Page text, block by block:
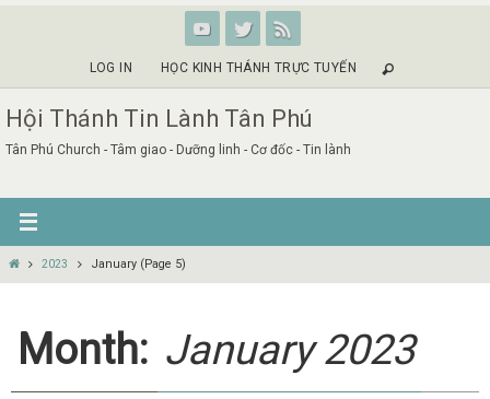
LOG IN HỌC KINH THÁNH TRỰC TUYẾN
Hội Thánh Tin Lành Tân Phú
Tân Phú Church - Tâm giao - Dưỡng linh - Cơ đốc - Tin lành
Home2023 January(Page 5)
Month: January 2023